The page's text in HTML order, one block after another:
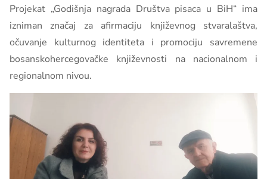
Projekat „Godišnja nagrada Društva pisaca u BiH“ ima
izniman značaj za afirmaciju književnog stvaralaštva,
očuvanje kulturnog identiteta i promociju savremene
bosanskohercegovačke književnosti na nacionalnom i
regionalnom nivou.